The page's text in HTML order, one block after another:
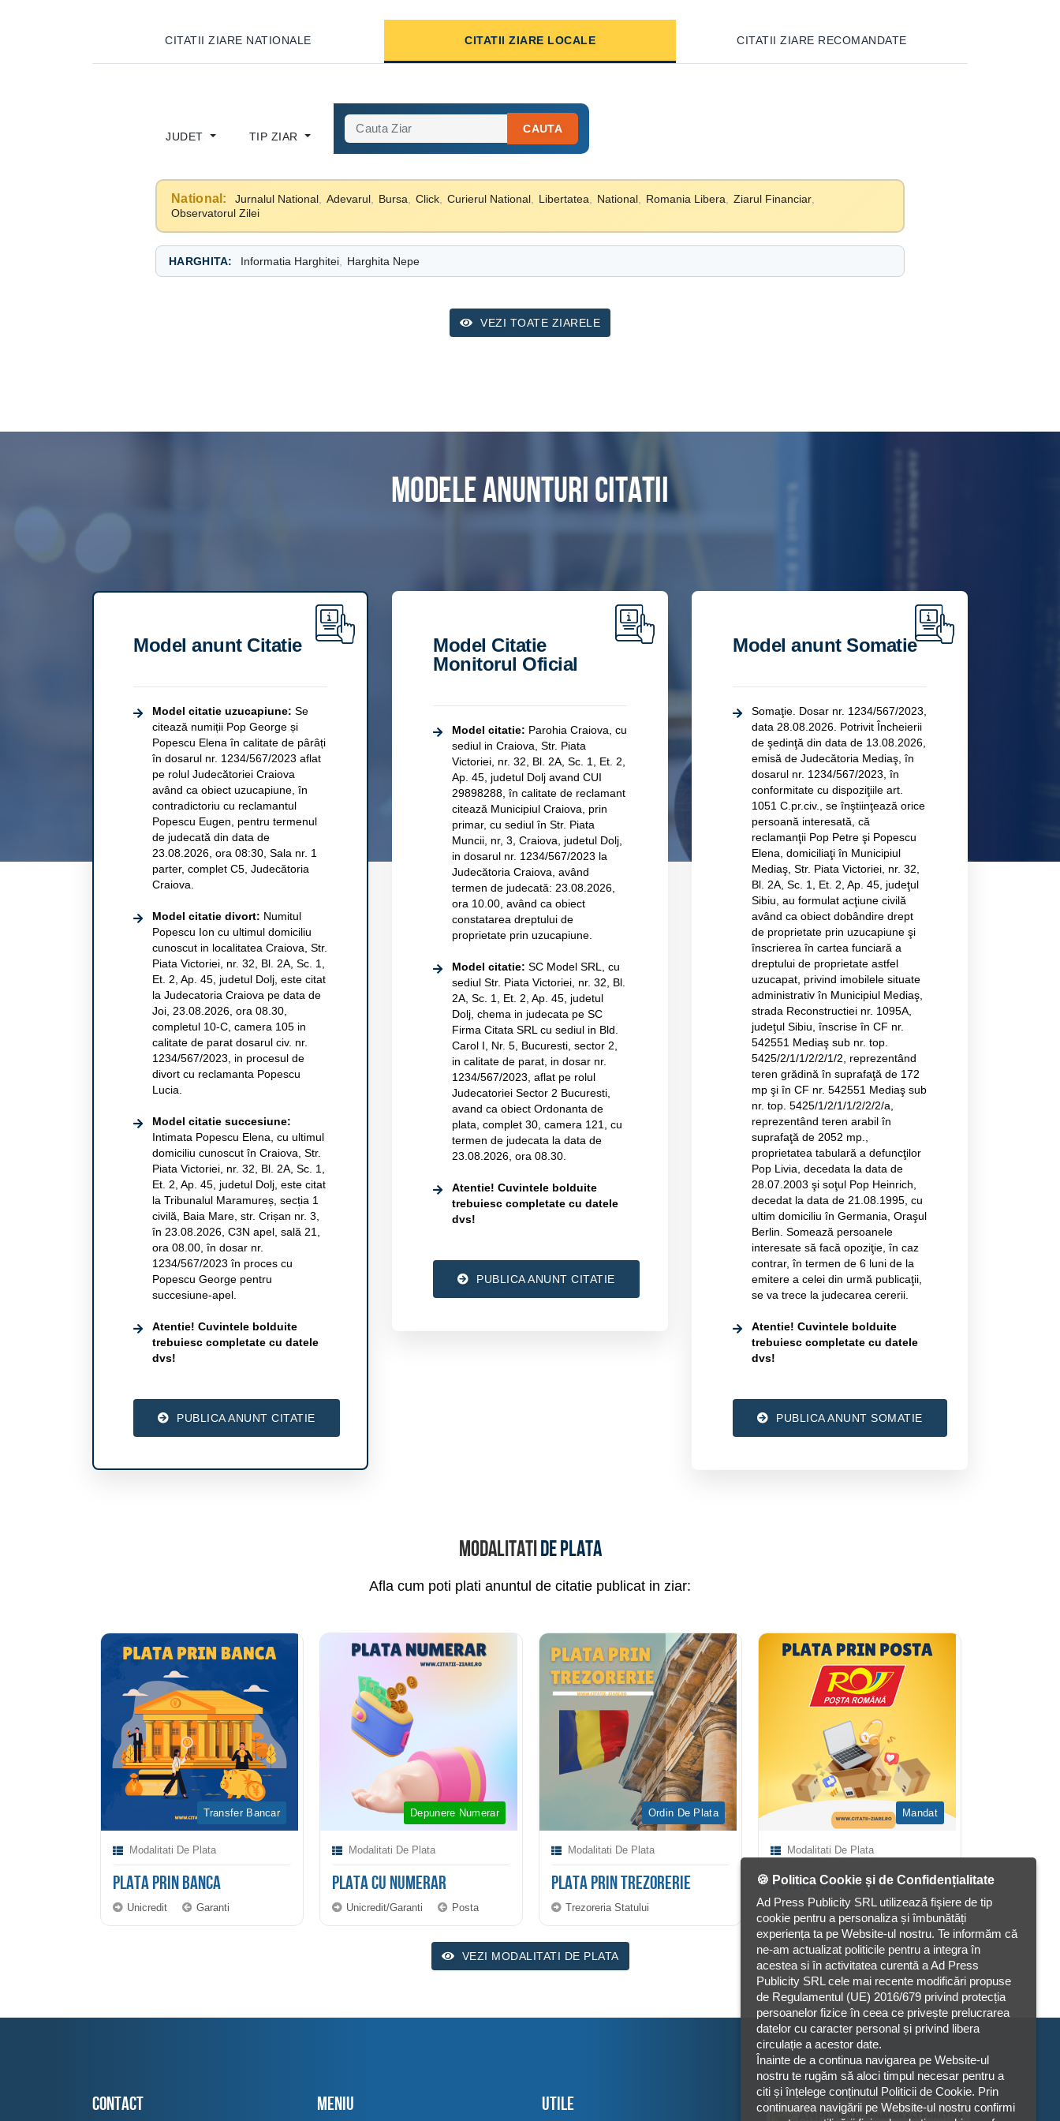
CITATII ZIARE NATIONALE CITATII ZIARE LOCALE CITATII ZIARE RECOMANDATE
JUDET TIP ZIAR
CAUTA
National: Jurnalul National, Adevarul, Bursa Click, Curierul National, Libertatea National, Romania Libera Ziarul Financiar,
Observatorul Zilei
HARGHITA: Informatia Harghitei, Harghita Nepe
VEZI TOATE ZIARELE
Modele anunturi citatii
Model anunt Citatie
Model citatie uzucapiune: Se
citează numiții Pop George și
Popescu Elena în calitate de pârâți
în dosarul nr. 1234/567/2023 aflat
pe rolul Judecătoriei Craiova
având ca obiect uzucapiune, în
contradictoriu cu reclamantul
Popescu Eugen, pentru termenul
de judecată din data de
23.08.2026, ora 08:30, Sala nr. 1
parter, complet C5, Judecătoria
Craiova.
Model citatie divort: Numitul
Popescu Ion cu ultimul domiciliu
cunoscut in localitatea Craiova, Str.
Piata Victoriei, nr. 32, Bl. 2A, Sc. 1,
Et. 2, Ap. 45, judetul Dolj, este citat
la Judecatoria Craiova pe data de
Joi, 23.08.2026, ora 08.30,
completul 10-C, camera 105 in
calitate de parat dosarul civ. nr.
1234/567/2023, in procesul de
divort cu reclamanta Popescu
Lucia.
Model citatie succesiune:
Intimata Popescu Elena, cu ultimul
domiciliu cunoscut în Craiova, Str.
Piata Victoriei, nr. 32, Bl. 2A, Sc. 1,
Et. 2, Ap. 45, judetul Dolj, este citat
la Tribunalul Maramureș, secția 1
civilă, Baia Mare, str. Crișan nr. 3,
în 23.08.2026, C3N apel, sală 21,
ora 08.00, în dosar nr.
1234/567/2023 în proces cu
Popescu George pentru
succesiune-apel.
Atentie! Cuvintele bolduite
trebuiesc completate cu datele
dvs!
PUBLICA ANUNT CITATIE
Model Citatie
Monitorul Oficial
Model citatie: Parohia Craiova, cu
sediul in Craiova, Str. Piata
Victoriei, nr. 32, Bl. 2A, Sc. 1, Et. 2,
Ap. 45, judetul Dolj avand CUI
29898288, în calitate de reclamant
citează Municipiul Craiova, prin
primar, cu sediul în Str. Piata
Muncii, nr, 3, Craiova, judetul Dolj,
in dosarul nr. 1234/567/2023 la
Judecătoria Craiova, având
termen de judecată: 23.08.2026,
ora 10.00, având ca obiect
constatarea dreptului de
proprietate prin uzucapiune.
Model citatie: SC Model SRL, cu
sediul Str. Piata Victoriei, nr. 32, Bl.
2A, Sc. 1, Et. 2, Ap. 45, judetul
Dolj, chema in judecata pe SC
Firma Citata SRL cu sediul in Bld.
Carol I, Nr. 5, Bucuresti, sector 2,
in calitate de parat, in dosar nr.
1234/567/2023, aflat pe rolul
Judecatoriei Sector 2 Bucuresti,
avand ca obiect Ordonanta de
plata, complet 30, camera 121, cu
termen de judecata la data de
23.08.2026, ora 08.30.
Atentie! Cuvintele bolduite
trebuiesc completate cu datele
dvs!
PUBLICA ANUNT CITATIE
Model anunt Somatie
Somaţie. Dosar nr. 1234/567/2023,
data 28.08.2026. Potrivit Încheierii
de şedinţă din data de 13.08.2026,
emisă de Judecătoria Mediaş, în
dosarul nr. 1234/567/2023, în
conformitate cu dispoziţiile art.
1051 C.pr.civ., se înştiinţează orice
persoană interesată, că
reclamanţii Pop Petre şi Popescu
Elena, domiciliaţi în Municipiul
Mediaş, Str. Piata Victoriei, nr. 32,
Bl. 2A, Sc. 1, Et. 2, Ap. 45, judeţul
Sibiu, au formulat acţiune civilă
având ca obiect dobândire drept
de proprietate prin uzucapiune şi
înscrierea în cartea funciară a
dreptului de proprietate astfel
uzucapat, privind imobilele situate
administrativ în Municipiul Mediaş,
strada Reconstructiei nr. 1095A,
judeţul Sibiu, înscrise în CF nr.
542551 Mediaş sub nr. top.
5425/2/1/1/2/2/1/2, reprezentând
teren grădină în suprafaţă de 172
mp şi în CF nr. 542551 Mediaş sub
nr. top. 5425/1/2/1/1/2/2/2/a,
reprezentând teren arabil în
suprafaţă de 2052 mp.,
proprietatea tabulară a defuncţilor
Pop Livia, decedata la data de
28.07.2003 şi soţul Pop Heinrich,
decedat la data de 21.08.1995, cu
ultim domiciliu în Germania, Oraşul
Berlin. Somează persoanele
interesate să facă opoziţie, în caz
contrar, în termen de 6 luni de la
emitere a celei din urmă publicaţii,
se va trece la judecarea cererii.
Atentie! Cuvintele bolduite
trebuiesc completate cu datele
dvs!
PUBLICA ANUNT SOMATIE
Modalitatide plata
Afla cum poti plati anuntul de citatie publicat in ziar:
Transfer Bancar
Modalitati De Plata
PLATA PRIN BANCA
Unicredit Garanti
Depunere Numerar
Modalitati De Plata
PLATA CU NUMERAR
Unicredit/Garanti Posta
Ordin De Plata
Modalitati De Plata
PLATA PRIN TREZORERIE
Trezoreria Statului
Mandat
Modalitati De Plata
PLATA PRIN POSTA
Postal Electronic
PLATA PRIN
VEZI MODALITATI DE PLATA
Contact MENIU Utile
🍪 Politica Cookie și de Confidențialitate
Ad Press Publicity SRL utilizează fişiere de tip
cookie pentru a personaliza și îmbunătăți
experiența ta pe Website-ul nostru. Te informăm că
ne-am actualizat politicile pentru a integra în
acestea si în activitatea curentă a Ad Press
Publicity SRL cele mai recente modificări propuse
de Regulamentul (UE) 2016/679 privind protecția
persoanelor fizice în ceea ce privește prelucrarea
datelor cu caracter personal și privind libera
circulație a acestor date.
Înainte de a continua navigarea pe Website-ul
nostru te rugăm să aloci timpul necesar pentru a
citi și înțelege conținutul Politicii de Cookie. Prin
continuarea navigării pe Website-ul nostru confirmi